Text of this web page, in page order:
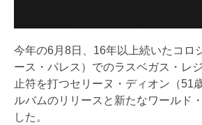
今年の6月8日、16年以上続いたコロ
ース・パレス）でのラスベガス・レ
止符を打つセリーヌ・ディオン（51
ルバムのリリースと新たなワールド
した。